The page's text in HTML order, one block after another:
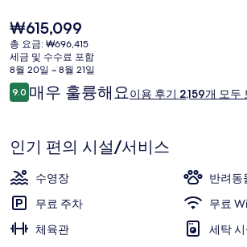
현
재
가
격
은
₩615,099
₩615,099
총 요금: ₩696,415
세금 및 수수료 포함
8월 20일 ~ 8월 21일
이
용
기
9.010점 만점 중 9.0점.
매우 훌륭해요이용 후기 2,159개 모두
인기 편의 시설/서비스
수영장
반려동
무료 주차
무료
체육관
세탁 시